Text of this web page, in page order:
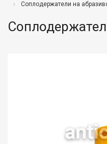
Соплодержатели на